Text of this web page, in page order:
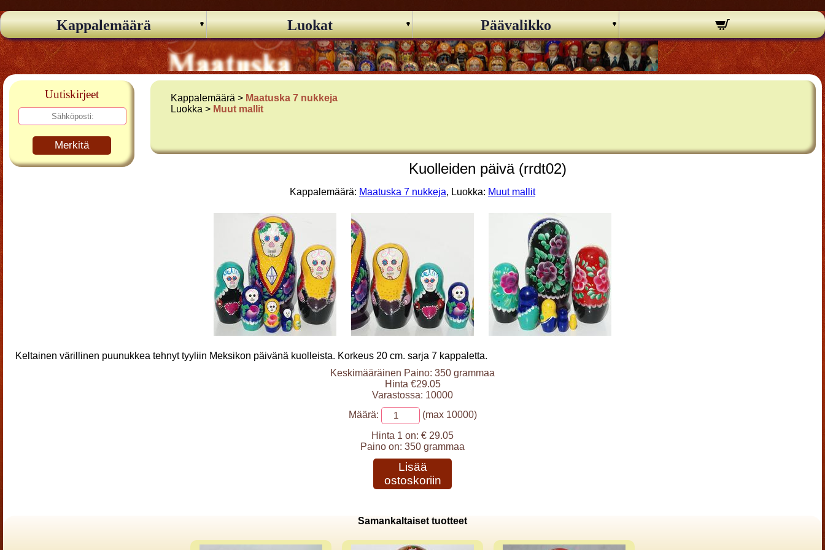
Kappalemäärä Luokat Päävalikko
Uutiskirjeet
Merkitä
Kappalemäärä > Maatuska 7 nukkeja
Luokka > Muut mallit
Kuolleiden päivä (rrdt02)
Kappalemäärä: Maatuska 7 nukkeja, Luokka: Muut mallit
Keltainen värillinen puunukkea tehnyt tyyliin Meksikon päivänä kuolleista. Korkeus 20 cm. sarja 7 kappaletta.
Keskimääräinen Paino: 350 grammaa
Hinta €29.05
Varastossa: 10000
Määrä:
(max 10000)
Hinta 1 on: € 29.05
Paino on: 350 grammaa
Lisää
ostoskoriin
Samankaltaiset tuotteet